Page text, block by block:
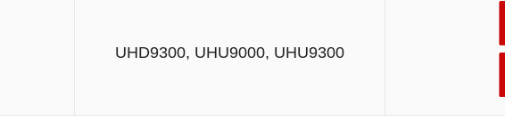
UHD9300, UHU9000, UHU9300